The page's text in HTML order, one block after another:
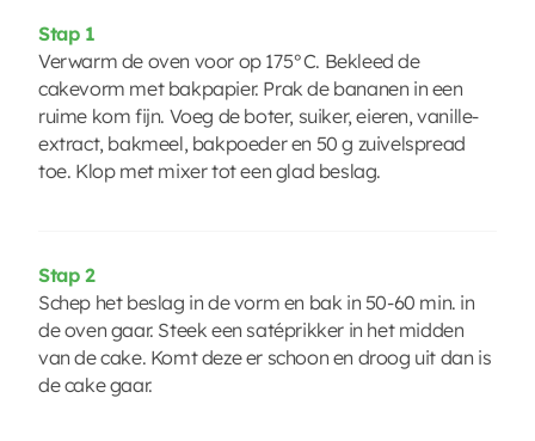
Stap 1
Verwarm de oven voor op 175°C. Bekleed de
cakevorm met bakpapier. Prak de bananen in een
ruime kom fijn. Voeg de boter, suiker, eieren, vanille-
extract, bakmeel, bakpoeder en 50 g zuivelspread
toe. Klop met mixer tot een glad beslag.
Stap 2
Schep het beslag in de vorm en bak in 50-60 min. in
de oven gaar. Steek een satéprikker in het midden
van de cake. Komt deze er schoon en droog uit dan is
de cake gaar.